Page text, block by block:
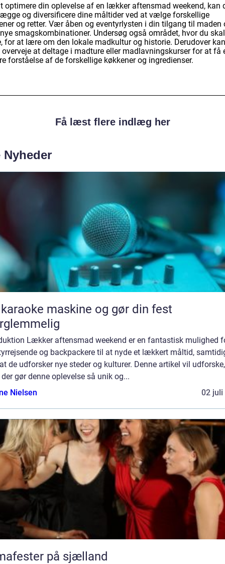
optimere din oplevelse af en lækker aftensmad weekend, kan
og diversificere dine måltider ved at vælge forskellige
og retter. Vær åben og eventyrlysten i din tilgang til maden
smagskombinationer. Undersøg også området, hvor du skal
for at lære om den lokale madkultur og historie. Derudover
overveje at deltage i madture eller madlavningskurser for at få
forståelse af de forskellige køkkener og ingredienser.
Få læst flere indlæg her
Nyheder
maskine og gør din fest
Lækker aftensmad weekend er en fantastisk mulighed
og backpackere til at nyde et lækkert måltid,
de udforsker nye steder og kulturer. Denne artikel vil udforske,
gør denne oplevelse så unik og...
Nielsen
02 juli
på sjælland